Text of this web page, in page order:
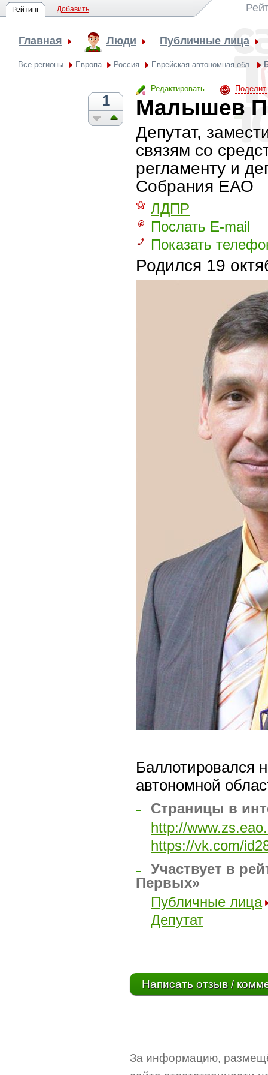
Рейтинг Добавить
Главная Люди Публичные лица
Все регионы Европа Россия Еврейская автономная обл.
Редактировать
1 Малышев
Депутат,
связям со
регламенту и
Собрания ЕАО
⚝ ЛДПР
Послать E-mail
Показать
Родился 19
Баллотировался
автономной
–
Страницы в
http://
https://vk.com/
–
Участвует в
Первых»
Публичные лица
Депутат
Написать отзыв /
За информацию,